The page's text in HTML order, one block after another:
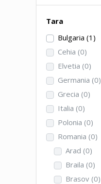
Tara
Bulgaria(1)
Cehia (0)
Elvetia (0)
Germania (0)
Grecia (0)
Italia (0)
Polonia (0)
Romania (0)
Arad (0)
Braila (0)
Brasov (0)